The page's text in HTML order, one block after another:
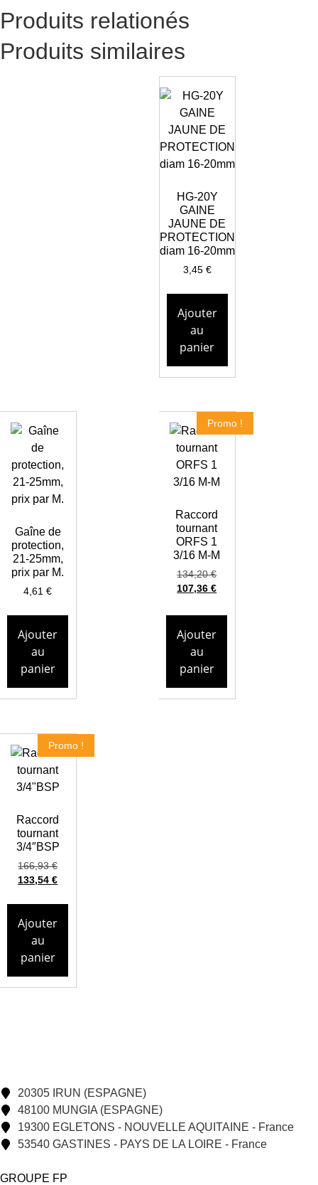
Produits relationés
Produits similaires
HG-20Y
GAINE
JAUNE DE
PROTECTION
diam 16-20mm
3,45 €
Ajouter
au
panier
Gaîne de
protection,
21-25mm,
prix par M.
4,61€
Ajouter
au
panier
Promo !
Raccord
tournant
ORFS 1
3/16 M-M
134,20€
107,36€
Ajouter
au
panier
Promo !
Raccord
tournant
3/4″BSP
166,93€
133,54€
Ajouter
au
panier
20305 IRUN (ESPAGNE)
48100 MUNGIA (ESPAGNE)
19300 EGLETONS - NOUVELLE AQUITAINE - France
53540 GASTINES - PAYS DE LA LOIRE - France
GROUPE FP